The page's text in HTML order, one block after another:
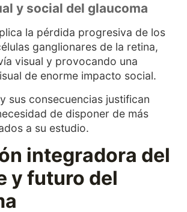
y social del glaucoma
la pérdida progresiva de los
ganglionares de la retina,
visual y provocando una
de enorme impacto social.
sus consecuencias justifican
de disponer de más
a su estudio.
integradora del
y futuro del